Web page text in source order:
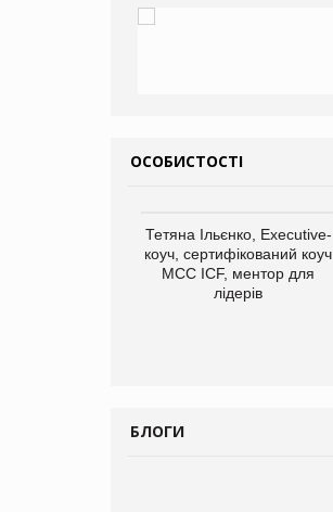
ОСОБИСТОСТІ
Тетяна Ільєнко, Executive-
коуч, сертифікований коуч
МСС ICF, ментор для
лідерів
БЛОГИ